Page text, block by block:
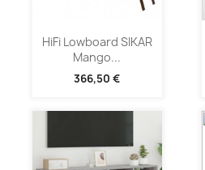
HiFi Lowboard SIKAR
Mango...
366,50 €